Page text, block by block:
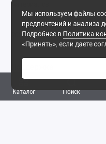
Каталог Поиск
Мы используем файлы
предпочтений и анализа
Подробнее в Политика
«Принять», если даете
материалов.
2026
8 (977) 844-53-32
Обратный звонок